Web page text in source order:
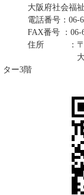
大阪府社会福祉協
電話番号：06-
FAX番号 ：06-
住所 ：〒
大阪市中央区
ター3階